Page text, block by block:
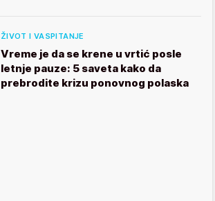
ŽIVOT I VASPITANJE
Vreme je da se krene u vrtić posle
letnje pauze: 5 saveta kako da
prebrodite krizu ponovnog polaska